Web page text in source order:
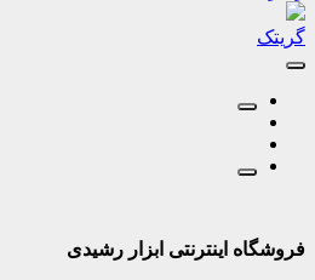
گریتک
فروشگاه اینترنتی ابزار رشیدی